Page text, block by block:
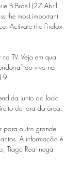
B Brasil (27 Abril
the most important
Activate the Firefox
TV. Veja em qual
ao vivo na
junto ao lado
de fora da área.
para outro grande
A informação é
Tiago Real nega